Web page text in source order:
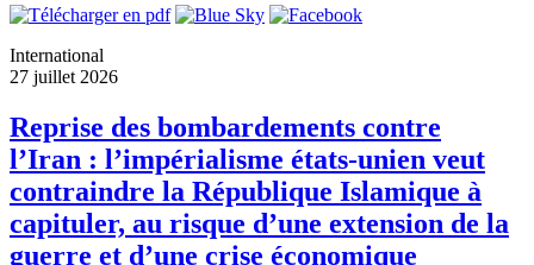
International
27 juillet 2026
Reprise des bombardements contre
l’Iran : l’impérialisme états-unien veut
contraindre la République Islamique à
capituler, au risque d’une extension de la
guerre et d’une crise économique